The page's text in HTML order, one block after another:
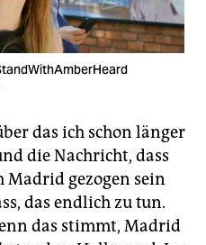
das ich schon länger
die Nachricht, dass
Madrid gezogen sein
das endlich zu tun.
das stimmt, Madrid